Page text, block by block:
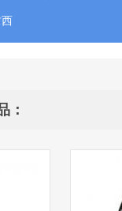
：